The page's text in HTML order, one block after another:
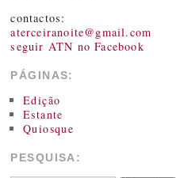
contactos:
aterceiranoite@gmail.com
seguir ATN no Facebook
PÁGINAS:
Edição
Estante
Quiosque
PESQUISA: